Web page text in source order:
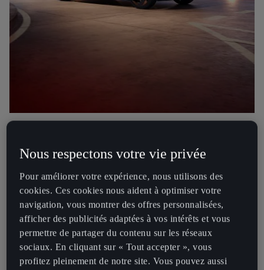
électriques et devient le fer de lance de la transformation de
l’entreprise. Offrant un design sportif, des performances
instantanées et une autonomie de plus de 500km, la CUPRA Born
contribuera à réduire les émissions mondiales de CO2, et à
atteindre les objectifs européens. Mais ce n'est pas tout »
Wayne Griffiths, Président de CUPRA et de SEAT.
sportivité émotionnelle, nous voulons que la prochaine génération
de jeunes challengers fasse partie de cette transformation. C'est
Nous respectons votre vie privée
Pour améliorer votre expérience, nous utilisons des
cookies. Ces cookies nous aident à optimiser votre
navigation, vous montrer des offres personnalisées,
afficher des publicités adaptées à vos intérêts et vous
permettre de partager du contenu sur les réseaux
sociaux. En cliquant sur « Tout accepter », vous
profitez pleinement de notre site. Vous pouvez aussi